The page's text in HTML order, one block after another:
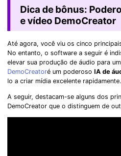
Dica de bônus:
e vídeo DemoCreator
Até agora, você viu os cinco
No entanto, o software a seguir é
elevar sua produção de áudio para
DemoCreatoré um poderoso IA de
lo a criar mídia excelente rapidamente.
A seguir, destacam-se alguns dos
DemoCreator que o distinguem de